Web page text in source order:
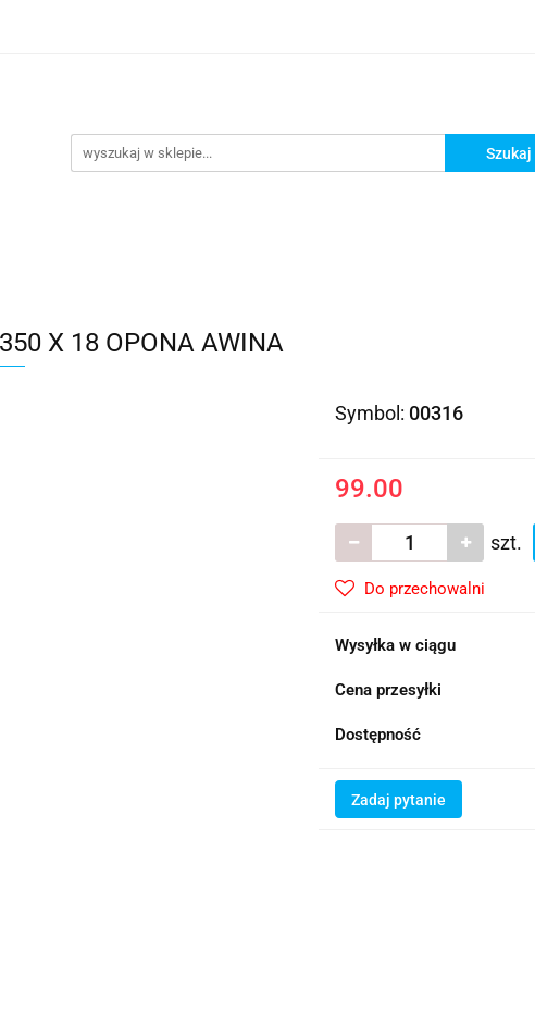
X 18 OPONA AWINA
Symbol: 00316
99.00
szt.
Do przechowalni
Wysyłka w ciągu
Cena przesyłki
Dostępność
Zadaj pytanie